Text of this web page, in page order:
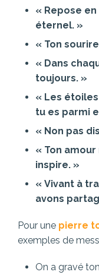
« Repose
éternel. »
« Ton
« Dans
toujours. »
« Les
tu es parmi
« Non pas
« Ton
inspire. »
« Vivant à
avons
Pour une pierre
exemples de
On a gravé